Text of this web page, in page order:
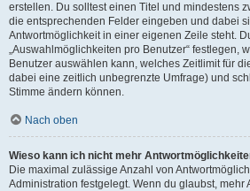
erstellen. Du solltest einen Titel und mindestens
die entsprechenden Felder eingeben und dabei
Antwortmöglichkeit in einer eigenen Zeile steht.
„Auswahlmöglichkeiten pro Benutzer“ festlegen,
Benutzer auswählen kann, welches Zeitlimit für
dabei eine zeitlich unbegrenzte Umfrage) und
Stimme ändern können.
Nach oben
Wieso kann ich nicht mehr
Die maximal zulässige Anzahl von
Administration festgelegt. Wenn du glaubst, mehr